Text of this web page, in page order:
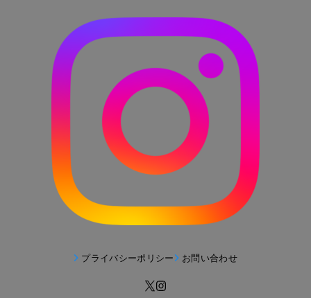
プライバシーポリシー お問い合わせ